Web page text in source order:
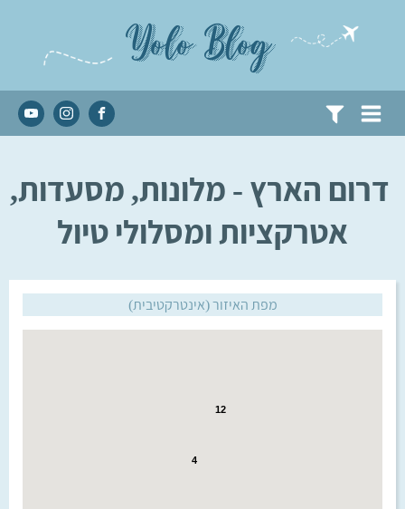
Yolo Blog
דרום הארץ - מלונות, מסעדות,
אטרקציות ומסלולי טיול
מפת האיזור (אינטרקטיבית)
12
4